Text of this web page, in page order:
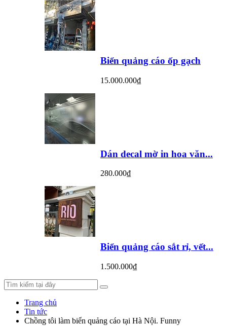
Biển quảng cáo ốp gạch
15.000.000₫
Dán decal mờ in hoa văn...
280.000₫
Biển quảng cáo sắt rỉ, vết...
1.500.000₫
Trang chủ
Tin tức
Chồng tôi làm biển quảng cáo tại Hà Nội. Funny